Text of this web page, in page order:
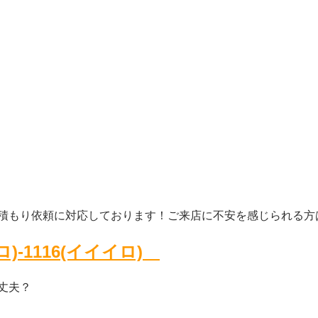
もり依頼に対応しております！ご来店に不安を感じられる
)-1116(イイイロ)
夫？